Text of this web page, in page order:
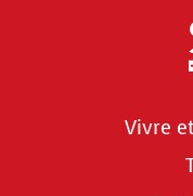
Vivre